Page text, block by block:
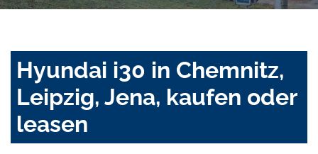
Hyundai i30 in Chemnitz,
Leipzig, Jena, kaufen oder
leasen